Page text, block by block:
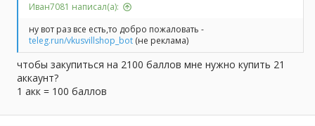
Иван7081 написал(а):
ну вот раз все есть,то добро пожаловать -
teleg.run/vkusvillshop_bot (не реклама)
чтобы закупиться на 2100 баллов мне нужно купить 21
аккаунт?
1 акк = 100 баллов